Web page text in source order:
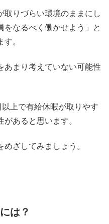
取りづらい環境のままにし
をなるべく働かせよう」と
。
あまり考えていない可能性
上で有給休暇が取りやす
あると思います。
ざしてみましょう。
は？